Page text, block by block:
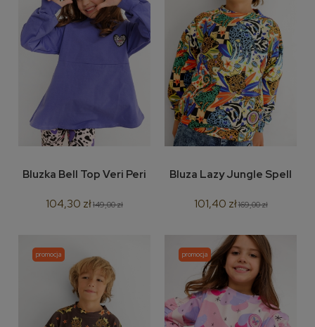
Bluzka Bell Top Veri Peri
104,30 zł149,00 zł
Bluza Lazy Jungle Spell
101,40 zł169,00 zł
promocja promocja